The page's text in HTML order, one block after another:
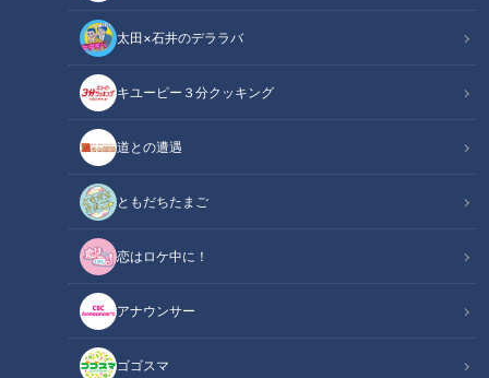
太田×石井のデララバ
キユーピー３分クッキング
道との遭遇
ともだちたまご
恋はロケ中に！
アナウンサー
ゴゴスマ
たっくー＆ナナフシギのツイ跡！都市伝説
見逃し配信動画
視聴者からTwitterで「全国に散らばる都市伝説の種」を募
り、その真相を探るバラエティー番組。
都市伝説コンテンツを得意とするYouTuberのたっくー（登録
者数133万人）とナナフシギ（登録者数13万人）がMCを務め
る。スタジオには毎回ゲストを招いて追跡VTRを視聴。さら
に、リモートで情報提供者から直接話も聞く。第４回のゲスト